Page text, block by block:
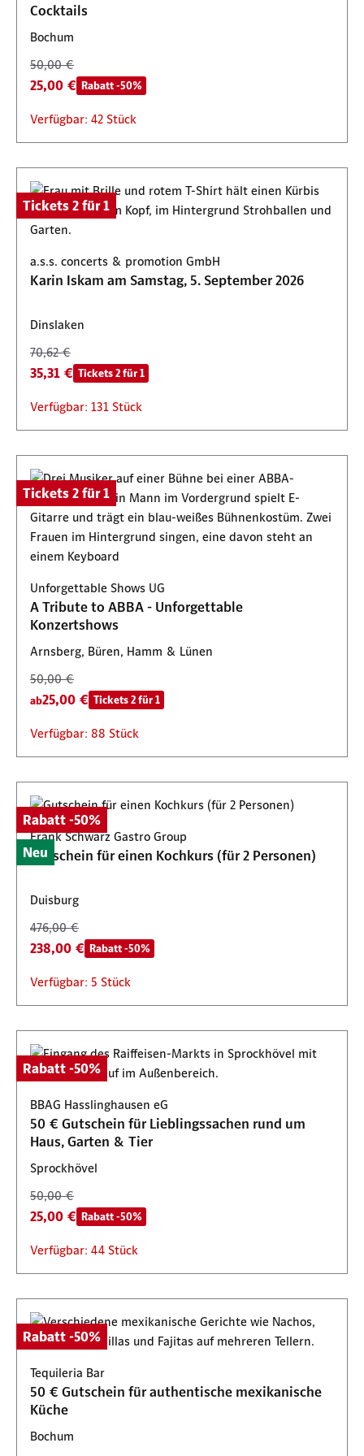
Verfügbar: 88 Stück
Cocktails
Bochum
50,00 €
25,00 € Rabatt -50%
Verfügbar: 42 Stück
Tickets 2 für 1
a.s.s. concerts & promotion GmbH
Karin Iskam am Samstag, 5. September 2026
Dinslaken
70,62 €
35,31 € Tickets 2 für 1
Verfügbar: 131 Stück
Tickets 2 für 1
Unforgettable Shows UG
A Tribute to ABBA - Unforgettable
Konzertshows
Arnsberg, Büren, Hamm & Lünen
50,00 €
ab25,00 € Tickets 2 für 1
Verfügbar: 88 Stück
Rabatt -50%
Neu
Frank Schwarz Gastro Group
Gutschein für einen Kochkurs (für 2 Personen)
Duisburg
476,00 €
238,00 € Rabatt -50%
Verfügbar: 5 Stück
Rabatt -50%
BBAG Hasslinghausen eG
50 € Gutschein für Lieblingssachen rund um
Haus, Garten & Tier
Sprockhövel
50,00 €
25,00 € Rabatt -50%
Verfügbar: 44 Stück
Rabatt -50%
Tequileria Bar
50 € Gutschein für authentische mexikanische
Küche
Bochum